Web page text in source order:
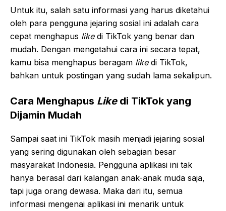
Untuk itu, salah satu informasi yang harus diketahui
oleh para pengguna jejaring sosial ini adalah cara
cepat menghapus like di TikTok yang benar dan
mudah. Dengan mengetahui cara ini secara tepat,
kamu bisa menghapus beragam like di TikTok,
bahkan untuk postingan yang sudah lama sekalipun.
Cara Menghapus Like di TikTok yang
Dijamin Mudah
Sampai saat ini TikTok masih menjadi jejaring sosial
yang sering digunakan oleh sebagian besar
masyarakat Indonesia. Pengguna aplikasi ini tak
hanya berasal dari kalangan anak-anak muda saja,
tapi juga orang dewasa. Maka dari itu, semua
informasi mengenai aplikasi ini menarik untuk